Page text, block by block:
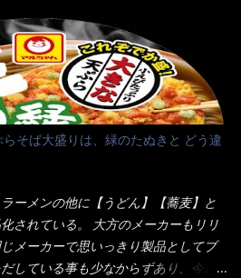
味のファミレスには行きません。 最
に行ったぐらいです。（肉が喰いた
スは合理化が進み、店員さんもフロ
んだよねぇ～ それに注文はタッチパ
位前は、フロア担当だけでも5人は
店員さんを呼ぶピンポンを・・・ク
、丁寧にタッチパネルで～と教えて
ルがクーポンを受け付けない！！ 店
がら私が受け付けますので・・・と
のやつ、安いのは嫌うんだな！？こ
・10分は越えたと思うけど・・・出て
ラメシ【ホーリーバジル香る、タイ
そば大盛りは、緑のたぬきと どう違
ーメンの他に【うどん】【蕎麦】と
されている。 大方のメーカーもリリ
メーカーで思いっきり製品としてブ
している事も少なからずあり、今回